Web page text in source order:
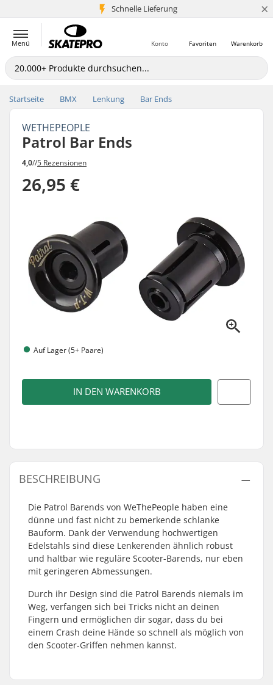
Schnelle Lieferung
5+ Mio. Kunden ×
Menü Warenkorb
Favoriten
Konto
Startseite BMX Lenkung Bar Ends
WETHEPEOPLE
Patrol Bar Ends
4,0//5 Rezensionen
26,95 €
Auf Lager (5+ Paare)
IN DEN WARENKORB
BESCHREIBUNG
Die Patrol Barends von WeThePeople haben eine
dünne und fast nicht zu bemerkende schlanke
Bauform. Dank der Verwendung hochwertigen
Edelstahls sind diese Lenkerenden ähnlich robust
und haltbar wie reguläre Scooter-Barends, nur eben
mit geringeren Abmessungen.
Durch ihr Design sind die Patrol Barends niemals im
Weg, verfangen sich bei Tricks nicht an deinen
Fingern und ermöglichen dir sogar, dass du bei
einem Crash deine Hände so schnell als möglich von
den Scooter-Griffen nehmen kannst.